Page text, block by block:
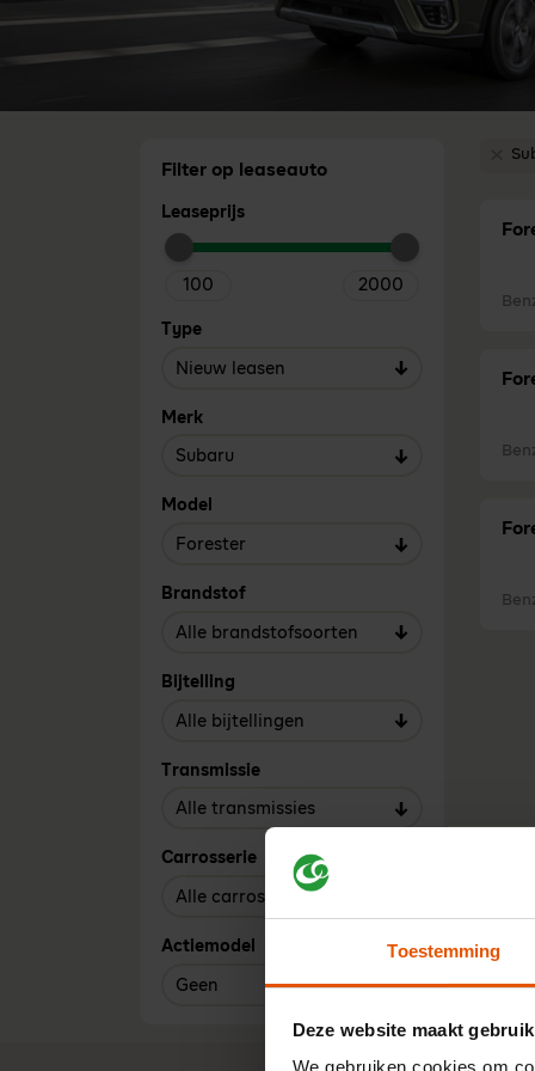
Toestemming
Deze website maakt
Filter op leaseauto
Leaseprijs
Type
Merk
Model
Brandstof
Bijtelling
Transmissie
Carrosserie
Actiemodel